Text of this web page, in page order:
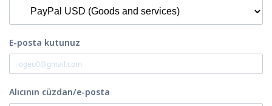
E-posta kutunuz
Alıcının cüzdan/e-posta